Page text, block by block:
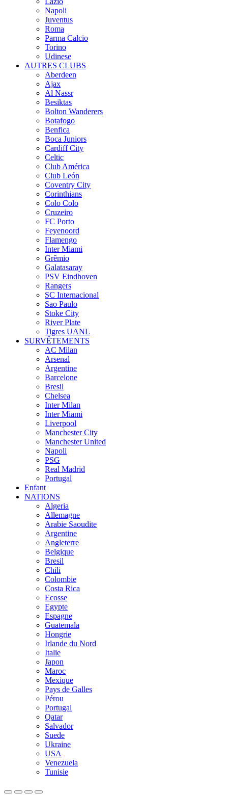
Napoli
Juventus
Roma
Parma Calcio
Torino
Udinese
AUTRES CLUBS
Aberdeen
Ajax
Al Nassr
Besiktas
Bolton Wanderers
Botafogo
Benfica
Boca Juniors
Cardiff City
Celtic
Club América
Club León
Coventry City
Corinthians
Colo Colo
Cruzeiro
FC Porto
Feyenoord
Flamengo
Inter Miami
Grêmio
Galatasaray
PSV Eindhoven
Rangers
SC Internacional
Sao Paulo
Stoke City
River Plate
Tigres UANL
SURVÊTEMENTS
AC Milan
Arsenal
Argentine
Barcelone
Bresil
Chelsea
Inter Milan
Inter Miami
Liverpool
Manchester City
Manchester United
Napoli
PSG
Real Madrid
Portugal
Enfant
NATIONS
Algeria
Allemagne
Arabie Saoudite
Argentine
Angleterre
Belgique
Bresil
Chili
Colombie
Costa Rica
Ecosse
Egypte
Espagne
Guatemala
Hongrie
Irlande du Nord
Italie
Japon
Maroc
Mexique
Pays de Galles
Pérou
Portugal
Qatar
Salvador
Suede
Ukraine
USA
Venezuela
Tunisie